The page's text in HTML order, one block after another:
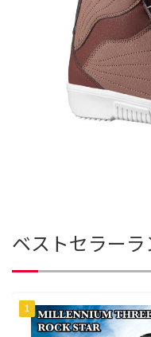
ベストセラー